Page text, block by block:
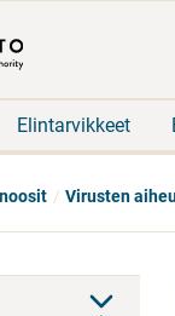
Elintarvikkeet
Virusten